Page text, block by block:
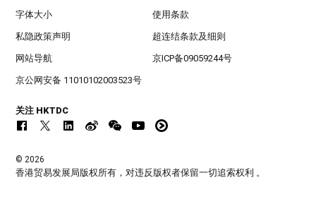
字体大小 使用条款
私隐政策声明 超连结条款及细则
网站导航 京ICP备09059244号
京公网安备 11010102003523号
关注 HKTDC
© 2026
香港贸易发展局版权所有，对违反版权者保留一切追索权利 。